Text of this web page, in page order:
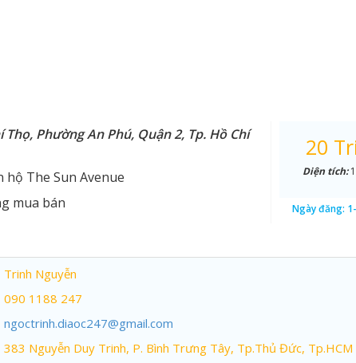
Thọ, Phường An Phú, Quận 2, Tp. Hồ Chí
hộ The Sun Avenue
mua bán
20
Diện tích:
Ngày đăng:
Trinh Nguyễn
090 1188 247
ngoctrinh.diaoc247@gmail.com
383 Nguyễn Duy Trinh, P. Bình Trưng Tây, Tp.Thủ Đức, Tp.HCM